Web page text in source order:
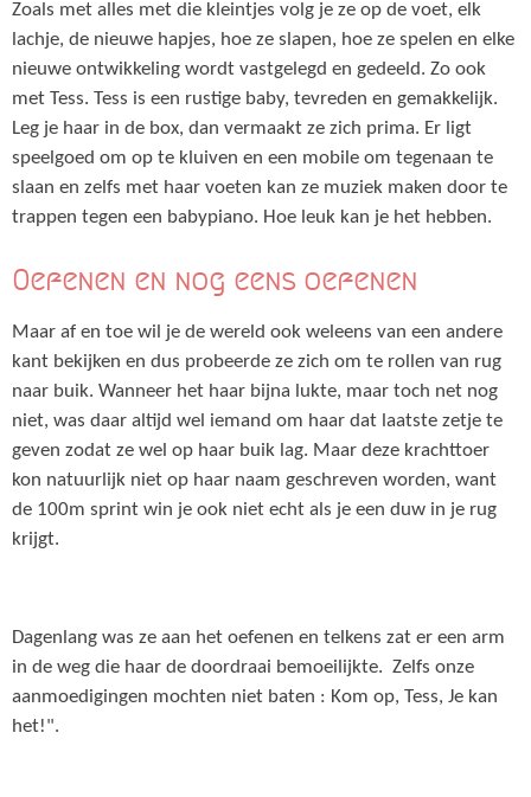
Zoals met alles met die kleintjes volg je ze op de voet, elk
lachje, de nieuwe hapjes, hoe ze slapen, hoe ze spelen en elke
nieuwe ontwikkeling wordt vastgelegd en gedeeld. Zo ook
met Tess. Tess is een rustige baby, tevreden en gemakkelijk.
Leg je haar in de box, dan vermaakt ze zich prima. Er ligt
speelgoed om op te kluiven en een mobile om tegenaan te
slaan en zelfs met haar voeten kan ze muziek maken door te
trappen tegen een babypiano. Hoe leuk kan je het hebben.
Oefenen en nog eens oefenen
Maar af en toe wil je de wereld ook weleens van een andere
kant bekijken en dus probeerde ze zich om te rollen van rug
naar buik. Wanneer het haar bijna lukte, maar toch net nog
niet, was daar altijd wel iemand om haar dat laatste zetje te
geven zodat ze wel op haar buik lag. Maar deze krachttoer
kon natuurlijk niet op haar naam geschreven worden, want
de 100m sprint win je ook niet echt als je een duw in je rug
krijgt.
Dagenlang was ze aan het oefenen en telkens zat er een arm
in de weg die haar de doordraai bemoeilijkte. Zelfs onze
aanmoedigingen mochten niet baten : Kom op, Tess, Je kan
het!".